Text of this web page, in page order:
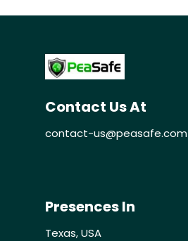
Contact Us At
contact-us@peasafe.com
Presences In
Texas, USA